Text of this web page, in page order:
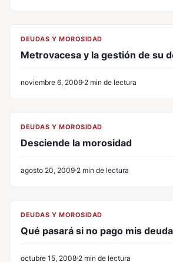
DEUDAS Y MOROSIDAD
Metrovacesa y la gestión de su
noviembre 6, 2009 2 min de lectura
DEUDAS Y MOROSIDAD
Desciende la morosidad
agosto 20, 2009 2 min de lectura
DEUDAS Y MOROSIDAD
Qué pasará si no pago mis
octubre 15, 2008 2 min de lectura